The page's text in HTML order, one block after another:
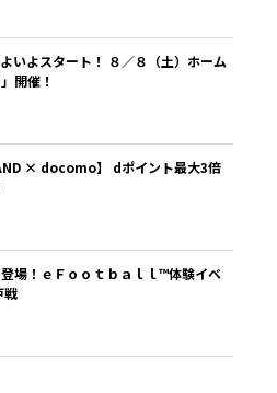
いよスタート！ ８／８（土）ホーム
開催！
× docomo】 dポイント最大3倍
場！ｅＦｏｏｔｂａｌｌ™体験イベ
戦